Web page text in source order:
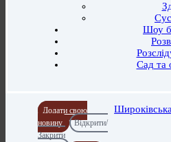
Шоу
Сад та
Додати свою
новину
Відкрити/
Закрити